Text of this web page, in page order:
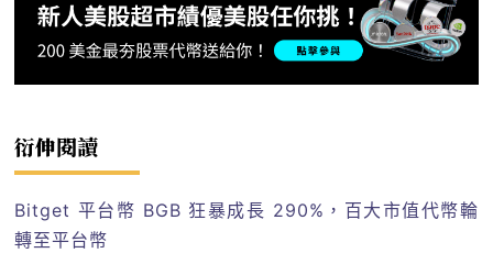
衍伸閱讀
Bitget 平台幣 BGB 狂暴成長 290%，百大市值代幣輪
轉至平台幣